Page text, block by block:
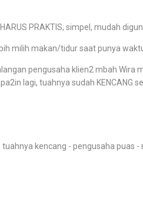
PRAKTIS, simpel, mudah
milih makan/tidur saat punya
pengusaha klien2 mbah Wira
lagi, tuahnya sudah KENCANG
kencang - pengusaha puas -